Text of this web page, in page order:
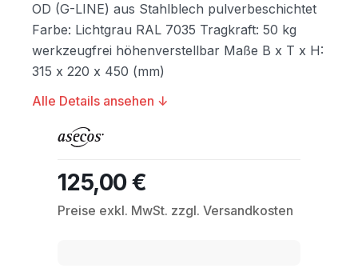
OD (G-LINE) aus Stahlblech pulverbeschichtet
Farbe: Lichtgrau RAL 7035 Tragkraft: 50 kg
werkzeugfrei höhenverstellbar Maße B x T x H:
315 x 220 x 450 (mm)
Alle Details ansehen ↓
Regulärer Preis:
125,00 €
Preise exkl. MwSt. zzgl. Versandkosten